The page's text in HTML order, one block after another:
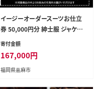
イージーオーダースーツお仕立
券 50,000円分 紳士服 ジャケッ
ト
寄付金額
167,000円
福岡県嘉麻市